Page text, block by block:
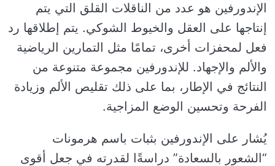
الإندورفين هو عدد من الناقلات القلق التي يتم
إنتاجها على العقل والخيوط الشوكي. يتم إطلاقها رد
فعل لمحفزات أخرى، تمامًا مثل التمارين الرياضية
والألم والإجهاد. للإندورفين مجموعة متنوعة من
النتائج في الإطار، بما على ذلك تقليص الألم وزيادة
الفرحة وتحسين الوضع المزاجية.
يُشار على الإندورفين بثبات باسم هرمونات
“الشعور بالسعادة” دراسةًا لقدرته في جعل أقوى